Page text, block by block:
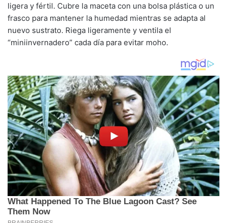
ligera y fértil. Cubre la maceta con una bolsa plástica o un
frasco para mantener la humedad mientras se adapta al
nuevo sustrato. Riega ligeramente y ventila el
“miniinvernadero” cada día para evitar moho.